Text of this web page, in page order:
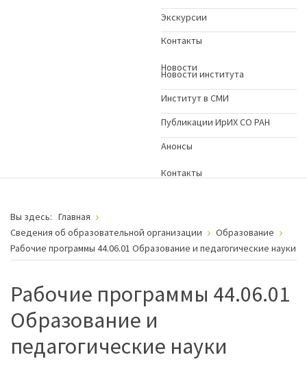
Экскурсии
Контакты
Новости
Новости института
Институт в СМИ
Публикации ИрИХ СО РАН
Анонсы
Контакты
Вы здесь: Главная
Сведения об образовательной организации
Образование
Рабочие программы 44.06.01 Образование и педагогические науки
Рабочие программы 44.06.01
Образование и
педагогические науки